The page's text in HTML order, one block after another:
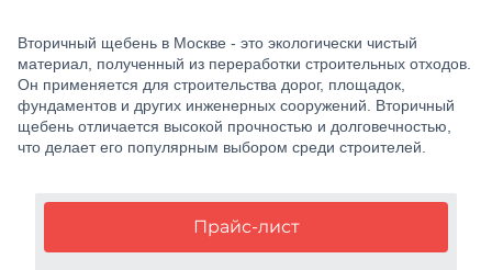
Цементный раствор
Щебень
Песок
Грунт
Керамзит
Бой кирпича
Вторичный щебень в Москве - это экологически чистый
материал, полученный из переработки строительных отходов.
Он применяется для строительства дорог, площадок,
фундаментов и других инженерных сооружений. Вторичный
щебень отличается высокой прочностью и долговечностью,
что делает его популярным выбором среди строителей.
Прайс-лист